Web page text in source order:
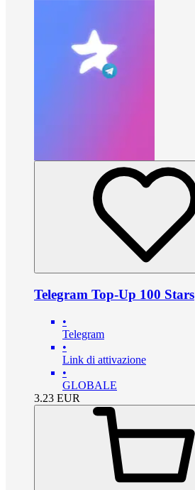
Telegram Top-Up 100 Stars
•
Telegram
•
Link di attivazione
•
GLOBALE
3.23 EUR